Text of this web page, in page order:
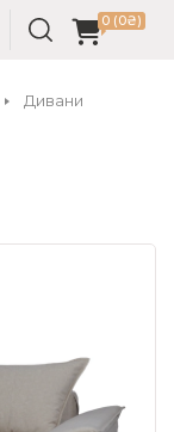
0 (0₴)
Дивани